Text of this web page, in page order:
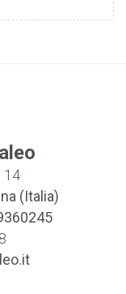
14
(Italia)